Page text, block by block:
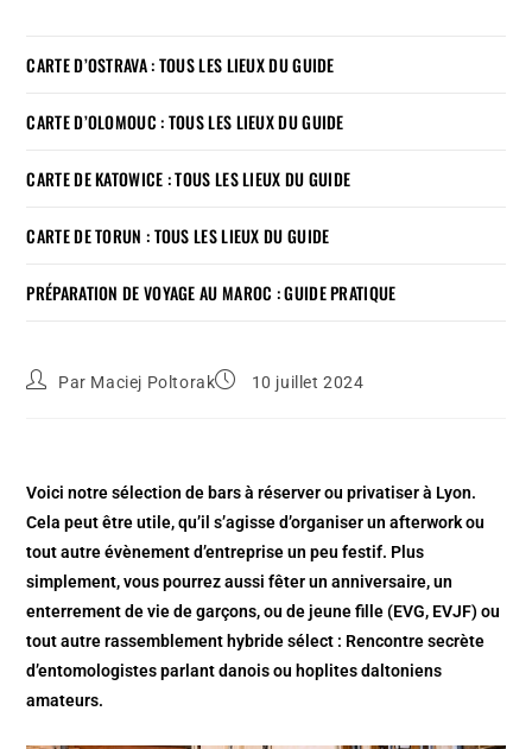
CARTE D’OSTRAVA : TOUS LES LIEUX DU GUIDE
CARTE D’OLOMOUC : TOUS LES LIEUX DU GUIDE
CARTE DE KATOWICE : TOUS LES LIEUX DU GUIDE
CARTE DE TORUN : TOUS LES LIEUX DU GUIDE
PRÉPARATION DE VOYAGE AU MAROC : GUIDE PRATIQUE
Par Maciej Poltorak 10 juillet 2024
Voici notre sélection de bars à réserver ou privatiser à Lyon.
Cela peut être utile, qu’il s’agisse d’organiser un afterwork ou
tout autre évènement d’entreprise un peu festif. Plus
simplement, vous pourrez aussi fêter un anniversaire, un
enterrement de vie de garçons, ou de jeune fille (EVG, EVJF) ou
tout autre rassemblement hybride sélect : Rencontre secrète
d’entomologistes parlant danois ou hoplites daltoniens
amateurs.